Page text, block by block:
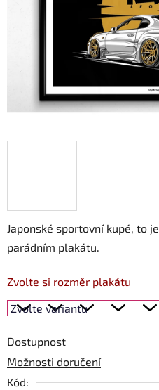
Japonské sportovní kupé, to je
parádním plakátu.
Zvolte si rozměr plakátu
Dostupnost
Možnosti doručení
Kód: